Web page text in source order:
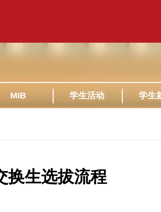
MIB 学生活动 学生
换生选拔流程